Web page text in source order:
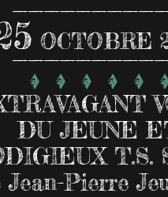
OCTOBRE
DU JEUNE
T.S.
Jean-Pierre